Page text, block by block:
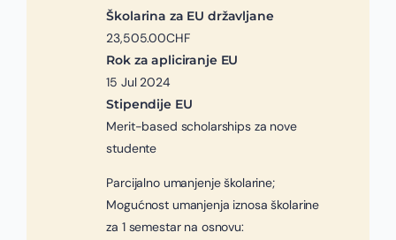
Školarina za EU državljane
23,505.00CHF
Rok za apliciranje EU
15 Jul 2024
Stipendije EU
Merit-based scholarships za nove
studente
Parcijalno umanjenje školarine;
Mogućnost umanjenja iznosa školarine
za 1 semestar na osnovu: